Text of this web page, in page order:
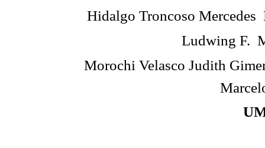
 Hidalgo Troncoso Mercedes
Ludwing F. 
 Morochi Velasco Judith